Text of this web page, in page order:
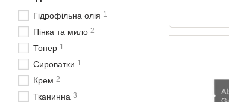
Гідрофільна олія 1
Пінка та мило 2
Тонер 1
Сироватки 1
Крем 2
Тканинна 3